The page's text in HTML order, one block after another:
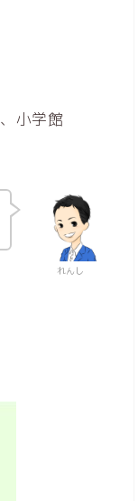
小学館
れんし